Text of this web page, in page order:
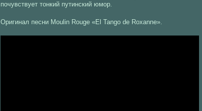
почувствует тонкий путинский юмор.
Оригинал песни Moulin Rouge «El Tango de Roxanne».